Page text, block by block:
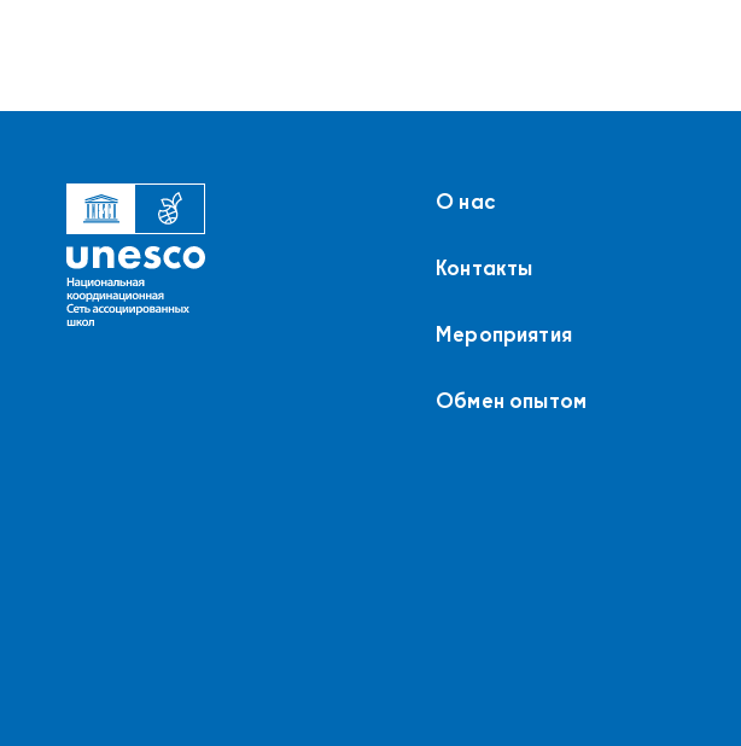
О нас
Контакты
Мероприятия
Обмен опытом